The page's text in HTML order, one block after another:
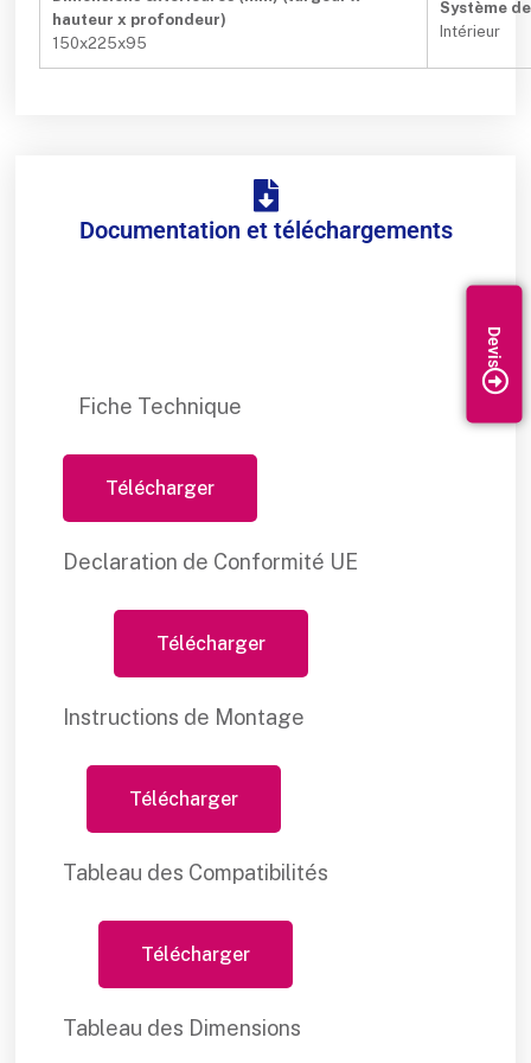
hauteur x profondeur)
150x225x95
Système
Intérieur
Documentation et téléchargements
Fiche Technique
Télécharger
Declaration de Conformité UE
Télécharger
Instructions de Montage
Télécharger
Tableau des Compatibilités
Télécharger
Tableau des Dimensions